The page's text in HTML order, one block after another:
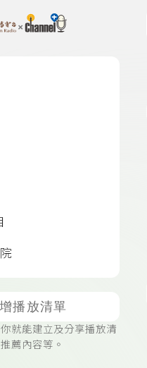
區塊
播放清單
就能建立及分享播放清
薦內容等。